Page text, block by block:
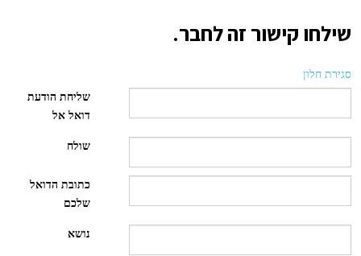
שילחו קישור זה לחבר.
סגירת חלון
שליחת הודעת
דואל אל
שולח
כתובת הדואל
שלכם
נושא